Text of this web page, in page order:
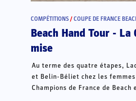
COMPÉTITIONS /COUPE DE FRANCE
Beach Hand Tour -
mise
Au terme des quatre étapes,
et Belin-Béliet chez les
Champions de France de